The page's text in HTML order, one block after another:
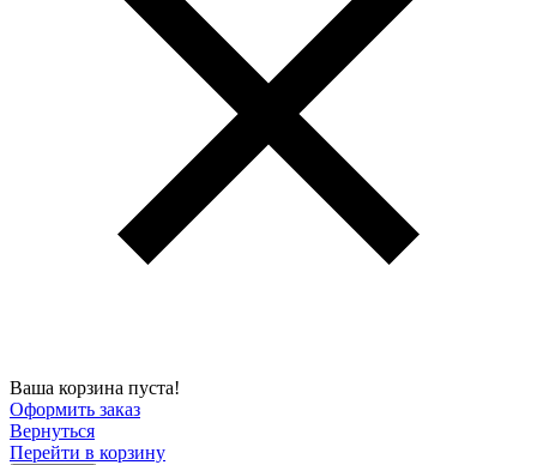
Ваша корзина пуста!
Оформить заказ
Вернуться
Перейти в корзину